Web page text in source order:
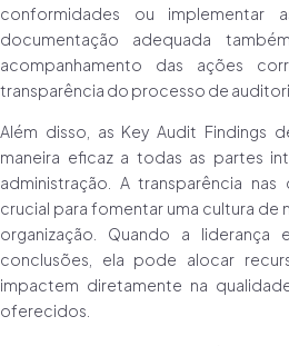
conformidades ou implementar
documentação adequada
acompanhamento das ações
transparência do processo de
Além disso, as Key Audit Findings
maneira eficaz a todas as partes
administração. A transparência
crucial para fomentar uma cultura de
organização. Quando a liderança
conclusões, ela pode alocar
impactem diretamente na
oferecidos.